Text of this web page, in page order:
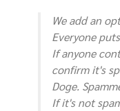
We add an
Everyone
If anyone
confirm it's
Doge.
If it's not